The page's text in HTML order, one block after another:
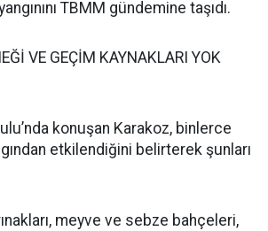
TBMM gündemine taşıdı.
VE GEÇİM KAYNAKLARI YOK
konuşan Karakoz, binlerce
etkilendiğini belirterek şunları
meyve ve sebze bahçeleri,